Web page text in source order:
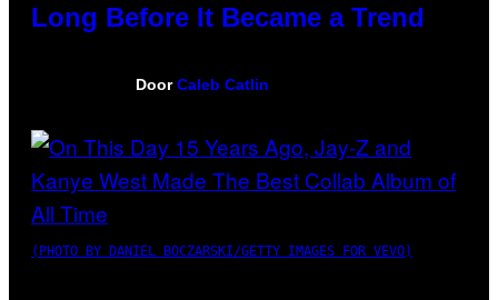
Long Before It Became a Trend
DoorCaleb Catlin
(PHOTO BY DANIEL BOCZARSKI/GETTY IMAGES FOR VEVO)